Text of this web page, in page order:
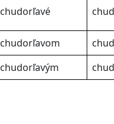
chudorľavé
chudorľavom
chudorľavým